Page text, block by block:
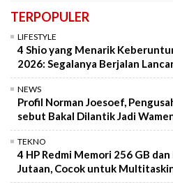
TERPOPULER
LIFESTYLE
4 Shio yang Menarik
2026: Segalanya Berjalan
NEWS
Profil Norman Joesoef,
sebut Bakal Dilantik Jadi
TEKNO
4 HP Redmi Memori 256 GB
Jutaan, Cocok untuk